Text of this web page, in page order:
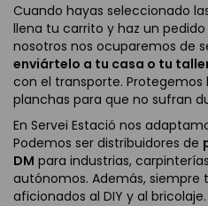
Cuando hayas seleccionado
llena tu carrito y haz un
nosotros nos ocuparemos de
enviártelo a tu casa o tu
con el transporte. Protegemos
planchas para que no sufran
En Servei Estació nos
Podemos ser distribuidores de
DM para industrias,
autónomos. Además, siempre
aficionados al DIY y al bricolaje.